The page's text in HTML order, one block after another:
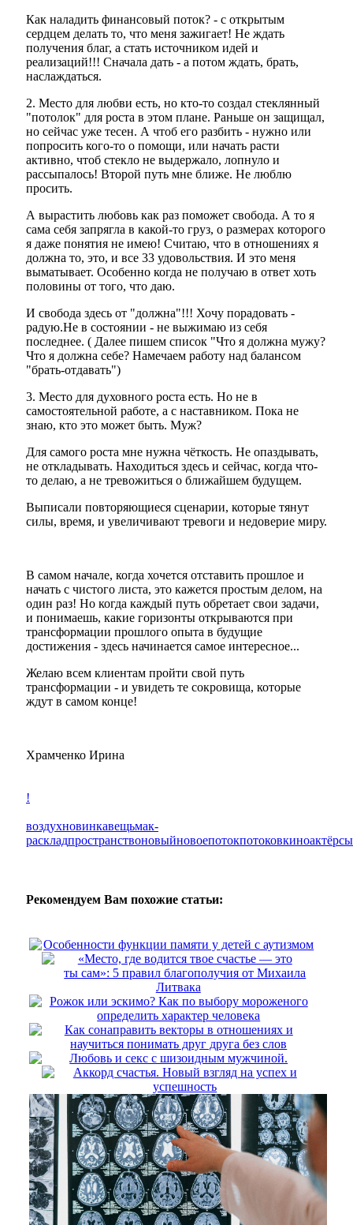
Как наладить финансовый поток? - с открытым
сердцем делать то, что меня зажигает! Не ждать
получения благ, а стать источником идей и
реализаций!!! Сначала дать - а потом ждать, брать,
наслаждаться.
2. Место для любви есть, но кто-то создал стеклянный
"потолок" для роста в этом плане. Раньше он защищал,
но сейчас уже тесен. А чтоб его разбить - нужно или
попросить кого-то о помощи, или начать расти
активно, чтоб стекло не выдержало, лопнуло и
рассыпалось! Второй путь мне ближе. Не люблю
просить.
А вырастить любовь как раз поможет свобода. А то я
сама себя запрягла в какой-то груз, о размерах которого
я даже понятия не имею! Считаю, что в отношениях я
должна то, это, и все 33 удовольствия. И это меня
выматывает. Особенно когда не получаю в ответ хоть
половины от того, что даю.
И свобода здесь от "должна"!!! Хочу порадовать -
радую.Не в состоянии - не выжимаю из себя
последнее. ( Далее пишем список "Что я должна мужу?
Что я должна себе? Намечаем работу над балансом
"брать-отдавать")
3. Место для духовного роста есть. Но не в
самостоятельной работе, а с наставником. Пока не
знаю, кто это может быть. Муж?
Для самого роста мне нужна чёткость. Не опаздывать,
не откладывать. Находиться здесь и сейчас, когда что-
то делаю, а не тревожиться о ближайшем будущем.
Выписали повторяющиеся сценарии, которые тянут
силы, время, и увеличивают тревоги и недоверие миру.
В самом начале, когда хочется отставить прошлое и
начать с чистого листа, это кажется простым делом, на
один раз! Но когда каждый путь обретает свои задачи,
и понимаешь, какие горизонты открываются при
трансформации прошлого опыта в будущие
достижения - здесь начинается самое интересное...
Желаю всем клиентам пройти свой путь
трансформации - и увидеть те сокровища, которые
ждут в самом конце!
Храмченко Ирина
!
воздухновинкавещьмак-
раскладпространствоновыйновоепотокпотоковкиноактёр
Рекомендуем Вам похожие статьи:
Особенности функции памяти у детей с аутизмом
«Место, где водится твое счастье — это
ты сам»: 5 правил благополучия от Михаила
Литвака
Рожок или эскимо? Как по выбору мороженого
определить характер человека
Как сонаправить векторы в отношениях и
научиться понимать друг друга без слов
Любовь и секс с шизоидным мужчиной.
Аккорд счастья. Новый взгляд на успех и
успешность